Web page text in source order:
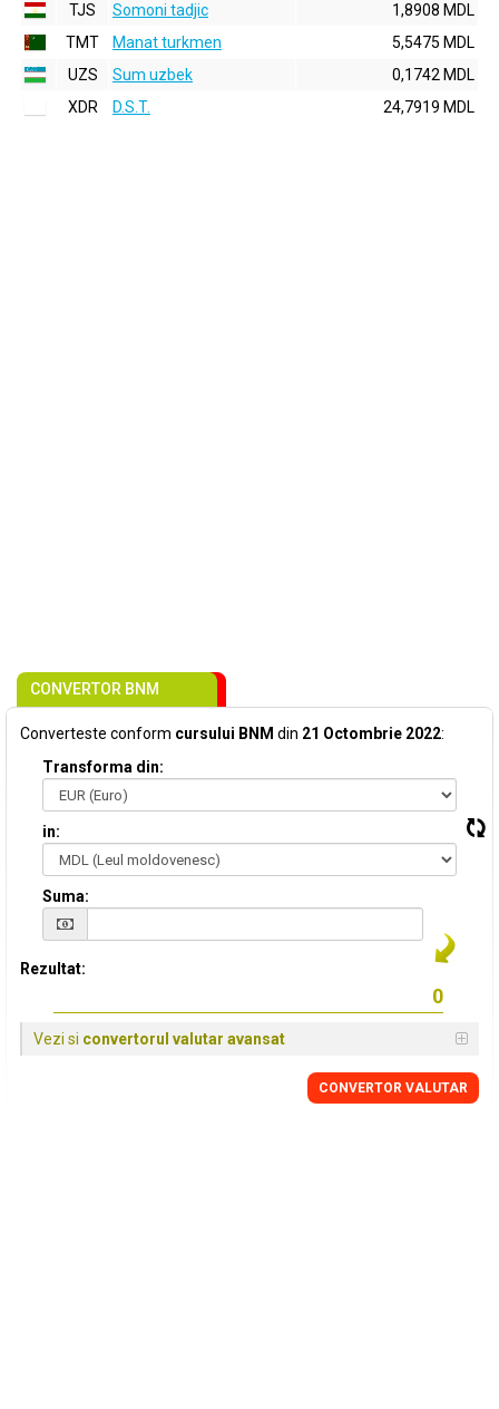
TJS
Somoni tadjic
1,8908 MDL
TMT
Manat turkmen
5,5475 MDL
UZS
Sum uzbek
0,1742 MDL
XDR
D.S.T. 24,7919 MDL
CONVERTOR BNM
Converteste conform cursului BNM din 21 Octombrie 2022:
Transforma din:
in:
Suma:
Rezultat:
Vezi si convertorul valutar avansat
CONVERTOR VALUTAR